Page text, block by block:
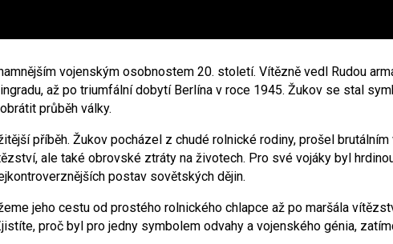
vojenským osobnostem 20. století. Vítězně vedl Rudou
až po triumfální dobytí Berlína v roce 1945. Žukov se stal
průběh války.
příběh. Žukov pocházel z chudé rolnické rodiny, prošel
ale také obrovské ztráty na životech. Pro své vojáky byl
postav sovětských dějin.
jeho cestu od prostého rolnického chlapce až po maršála
proč byl pro jedny symbolem odvahy a vojenského génia,